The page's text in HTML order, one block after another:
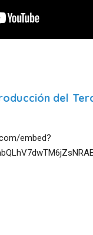
del
embed?